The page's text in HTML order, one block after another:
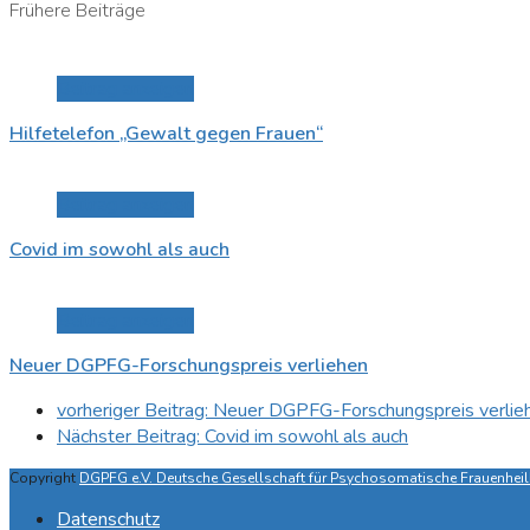
Frühere Beiträge
Hilfetelefon „Gewalt gegen Frauen“
Covid im sowohl als auch
Neuer DGPFG-Forschungspreis verliehen
vorheriger Beitrag: Neuer DGPFG-Forschungspreis
Nächster Beitrag: Covid im sowohl als auch
Copyright DGPFG e.V. Deutsche Gesellschaft für Psychosomatische
Datenschutz